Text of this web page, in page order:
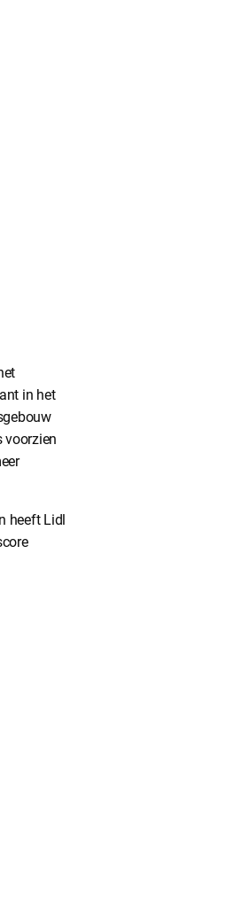
in het
voorzien
heeft Lidl